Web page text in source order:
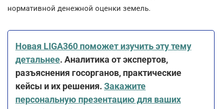
нормативной денежной оценки земель.
Новая LIGA360 поможет изучить эту тему
детальнее. Аналитика от экспертов,
разъяснения госорганов, практические
кейсы и их решения. Закажите
персональную презентацию для ваших